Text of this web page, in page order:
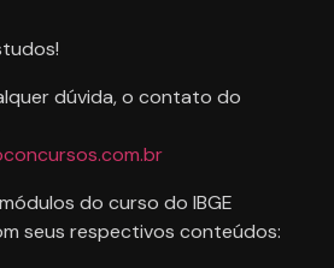
dúvida, o contato do
do curso do IBGE
seus respectivos conteúdos: